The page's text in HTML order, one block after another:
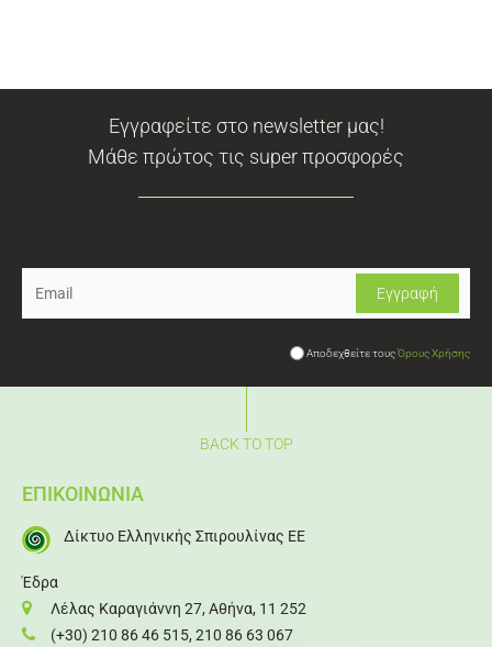
Εγγραφείτε στο newsletter μας!
Μάθε πρώτος τις super προσφορές
Αποδεχθείτε τουςΌρους Χρήσης
BACK TO TOP
ΕΠΙΚΟΙΝΩΝΙΑ
Δίκτυο Ελληνικής Σπιρουλίνας ΕΕ
Έδρα
Λέλας Καραγιάννη 27, Αθήνα, 11 252
(+30) 210 86 46 515, 210 86 63 067